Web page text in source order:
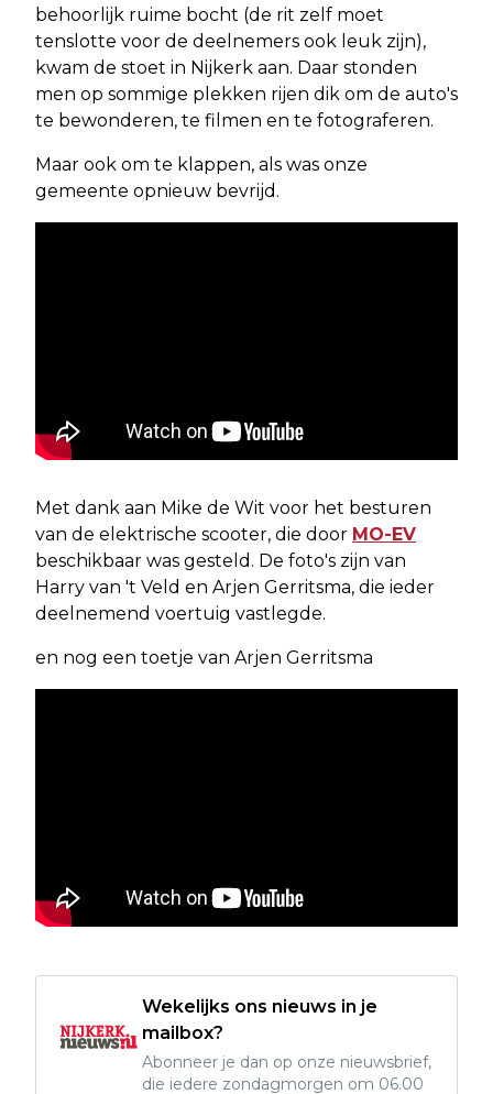
behoorlijk ruime bocht (de rit zelf moet
tenslotte voor de deelnemers ook leuk zijn),
kwam de stoet in Nijkerk aan. Daar stonden
men op sommige plekken rijen dik om de auto's
te bewonderen, te filmen en te fotograferen.
Maar ook om te klappen, als was onze
gemeente opnieuw bevrijd.
Met dank aan Mike de Wit voor het besturen
van de elektrische scooter, die door MO-EV
beschikbaar was gesteld. De foto's zijn van
Harry van 't Veld en Arjen Gerritsma, die ieder
deelnemend voertuig vastlegde.
en nog een toetje van Arjen Gerritsma
Wekelijks ons nieuws in je
mailbox?
Abonneer je dan op onze nieuwsbrief,
die iedere zondagmorgen om 06.00